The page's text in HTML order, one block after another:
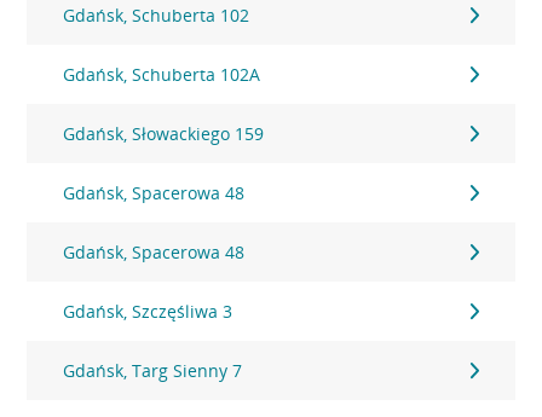
Gdańsk, Schuberta 102
Gdańsk, Schuberta 102A
Gdańsk, Słowackiego 159
Gdańsk, Spacerowa 48
Gdańsk, Spacerowa 48
Gdańsk, Szczęśliwa 3
Gdańsk, Targ Sienny 7